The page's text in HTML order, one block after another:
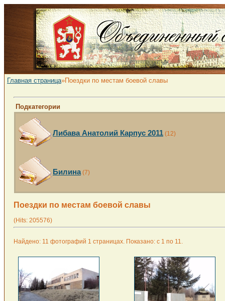
Главная страница»Поездки по местам боевой славы
Подкатегории
Либава Анатолий Карпус 2011 (12)
Билина(7)
Поездки по местам боевой славы
(Hits: 205576)
Найдено: 11 фотографий 1 страницах. Показано: с 1 по 11.